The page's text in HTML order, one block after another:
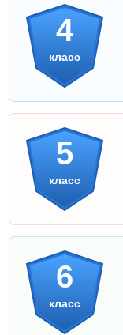
4
класс
5
класс
6
класс